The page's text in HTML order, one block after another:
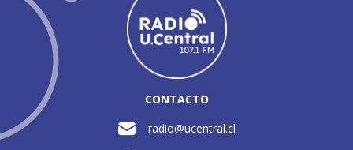
CONTACTO
radio@ucentral.cl